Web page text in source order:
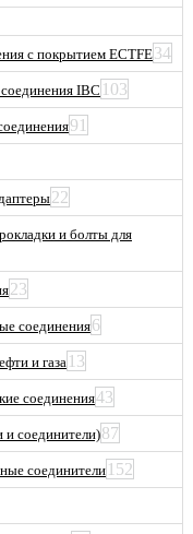
с покрытием ECTFE34
IBC 103
91
22
и болты для
23
соединения6
и газа13
соединения43
соединители)87
соединители152